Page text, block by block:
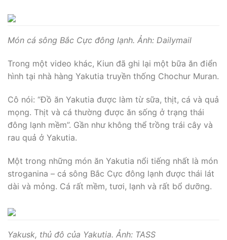
Món cá sông Bắc Cực đông lạnh. Ảnh: Dailymail
Trong một video khác, Kiun đã ghi lại một bữa ăn điển
hình tại nhà hàng Yakutia truyền thống Chochur Muran.
Cô nói: “Đồ ăn Yakutia được làm từ sữa, thịt, cá và quả
mọng. Thịt và cá thường được ăn sống ở trạng thái
đông lạnh mềm”. Gần như không thể trồng trái cây và
rau quả ở Yakutia.
Một trong những món ăn Yakutia nổi tiếng nhất là món
stroganina – cá sông Bắc Cực đông lạnh được thái lát
dài và mỏng. Cá rất mềm, tươi, lạnh và rất bổ dưỡng.
Yakusk, thủ đô của Yakutia. Ảnh: TASS